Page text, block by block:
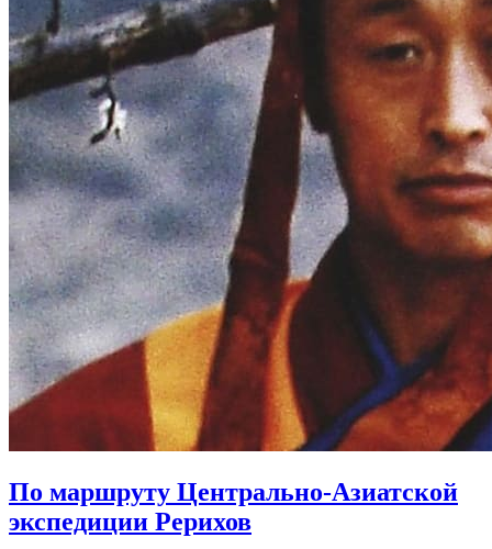
По маршруту Центрально-Азиатской
экспедиции Рерихов